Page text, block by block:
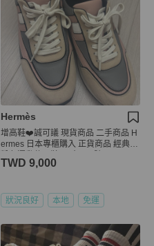
Hermès
增高鞋❤️誠可議 現貨商品 二手商品 H
ermes 日本專櫃購入 正貨商品 經典灰
TWD 9,000
狀況良好 本地 免運